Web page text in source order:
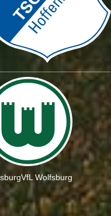
VfL Wolfsburg